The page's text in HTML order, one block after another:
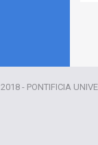
2018 - PONTIFICIA